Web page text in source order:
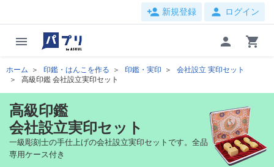
person_add 新規登録 person ログイン
menu person shopping_cart
ホーム 印鑑・はんこを作る 印鑑・実印
会社設立 実印セット
高級印鑑 会社設立実印セット
高級印鑑
会社設立実印セット
一級彫刻士の手仕上げの会社設立実印セットです。全品
専用ケース付き